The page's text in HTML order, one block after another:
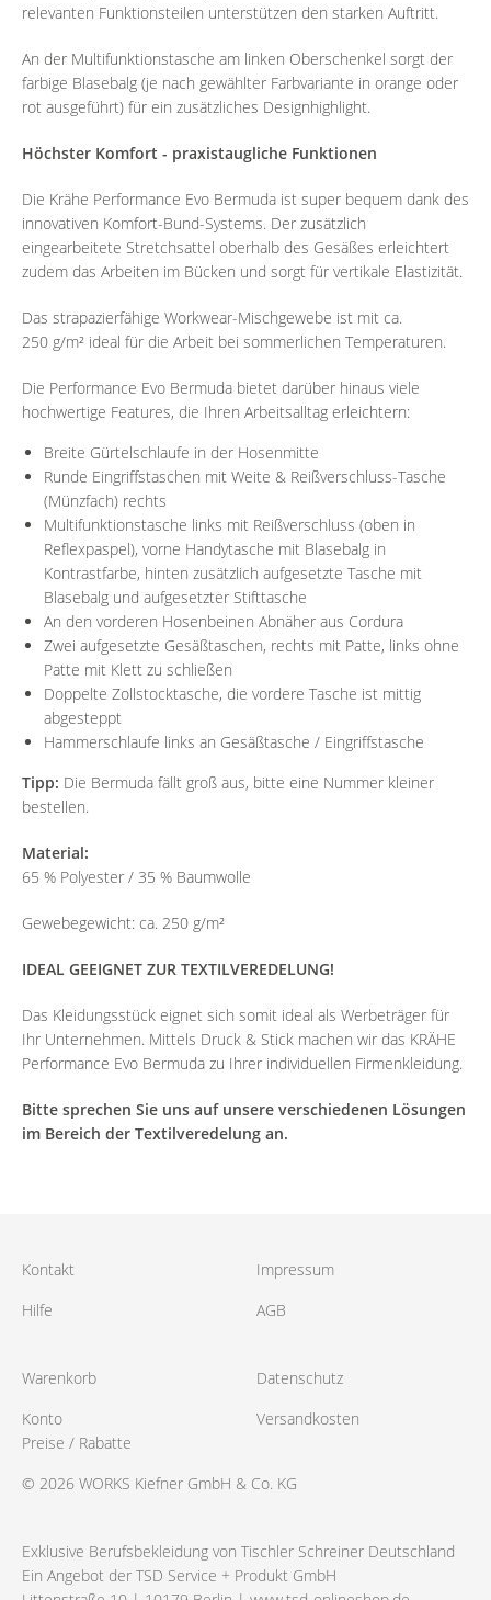
relevanten Funktionsteilen unterstützen den starken Auftritt.
An der Multifunktionstasche am linken Oberschenkel sorgt der
farbige Blasebalg (je nach gewählter Farbvariante in orange oder
rot ausgeführt) für ein zusätzliches Designhighlight.
Höchster Komfort - praxistaugliche Funktionen
Die Krähe Performance Evo Bermuda ist super bequem dank des
innovativen Komfort-Bund-Systems. Der zusätzlich
eingearbeitete Stretchsattel oberhalb des Gesäßes erleichtert
zudem das Arbeiten im Bücken und sorgt für vertikale Elastizität.
Das strapazierfähige Workwear-Mischgewebe ist mit ca.
250 g/m² ideal für die Arbeit bei sommerlichen Temperaturen.
Die Performance Evo Bermuda bietet darüber hinaus viele
hochwertige Features, die Ihren Arbeitsalltag erleichtern:
Breite Gürtelschlaufe in der Hosenmitte
Runde Eingriffstaschen mit Weite & Reißverschluss-Tasche
(Münzfach) rechts
Multifunktionstasche links mit Reißverschluss (oben in
Reflexpaspel), vorne Handytasche mit Blasebalg in
Kontrastfarbe, hinten zusätzlich aufgesetzte Tasche mit
Blasebalg und aufgesetzter Stifttasche
An den vorderen Hosenbeinen Abnäher aus Cordura
Zwei aufgesetzte Gesäßtaschen, rechts mit Patte, links ohne
Patte mit Klett zu schließen
Doppelte Zollstocktasche, die vordere Tasche ist mittig
abgesteppt
Hammerschlaufe links an Gesäßtasche / Eingriffstasche
Tipp: Die Bermuda fällt groß aus, bitte eine Nummer kleiner
bestellen.
Material:
65 % Polyester / 35 % Baumwolle
Gewebegewicht: ca. 250 g/m²
IDEAL GEEIGNET ZUR TEXTILVEREDELUNG!
Das Kleidungsstück eignet sich somit ideal als Werbeträger für
Ihr Unternehmen. Mittels Druck & Stick machen wir das KRÄHE
Performance Evo Bermuda zu Ihrer individuellen Firmenkleidung.
Bitte sprechen Sie uns auf unsere verschiedenen Lösungen
im Bereich der Textilveredelung an.
Kontakt
Hilfe
Impressum
AGB
Warenkorb
Konto
Datenschutz
Versandkosten
Preise / Rabatte
© 2026 WORKS Kiefner GmbH & Co. KG
Exklusive Berufsbekleidung von Tischler Schreiner Deutschland
Ein Angebot der TSD Service + Produkt GmbH